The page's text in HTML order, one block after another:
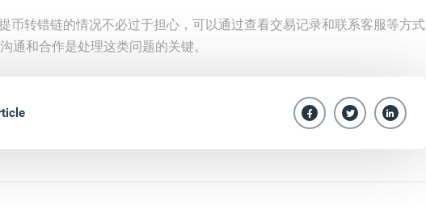
币转错链的情况不必过于担心，可以通过查看交易记录和联系客服等方式
通和合作是处理这类问题的关键。